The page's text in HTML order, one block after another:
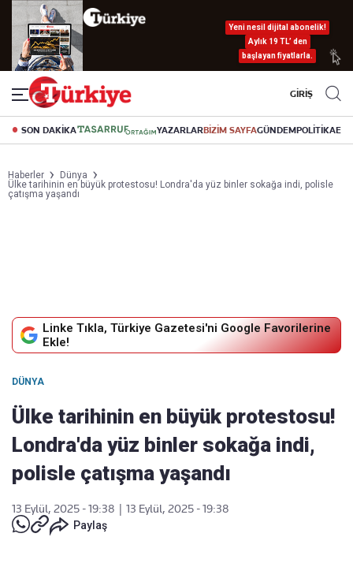
Yeni nesil dijital abonelik!
Aylık 19 TL’ den
başlayan fiyatlarla.
GİRİŞ
SON DAKİKA YAZARLARBİZİM SAYFAGÜNDEMPOLİTİKA
Haberler
Dünya
Ülke tarihinin en büyük protestosu! Londra'da yüz binler sokağa indi, polisle
çatışma yaşandı
Linke Tıkla, Türkiye Gazetesi'ni Google Favorilerine
Ekle!
DÜNYA
Ülke tarihinin en büyük protestosu!
Londra'da yüz binler sokağa indi,
polisle çatışma yaşandı
13 Eylül, 2025 - 19:38
13 Eylül, 2025 - 19:38
Paylaş